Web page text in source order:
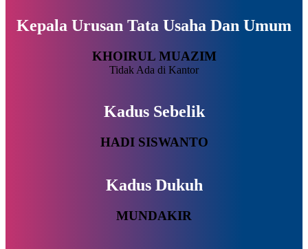
Kepala Urusan Tata Usaha Dan Umum
KHOIRUL MUAZIM
Tidak Ada di Kantor
Kadus Sebelik
HADI SISWANTO
Kadus Dukuh
MUNDAKIR